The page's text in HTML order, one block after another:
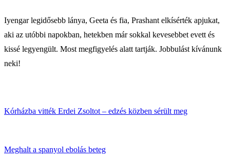
Iyengar legidősebb lánya, Geeta és fia, Prashant elkísérték apjukat,
aki az utóbbi napokban, hetekben már sokkal kevesebbet evett és
kissé legyengült. Most megfigyelés alatt tartják. Jobbulást kívánunk
neki!
Kórházba vitték Erdei Zsoltot – edzés közben sérült meg
Meghalt a spanyol ebolás beteg